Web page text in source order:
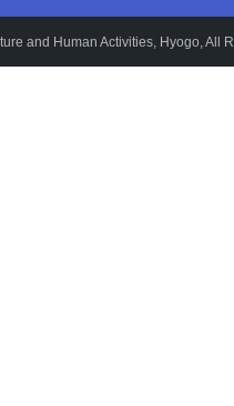
and Human Activities, Hyogo, All